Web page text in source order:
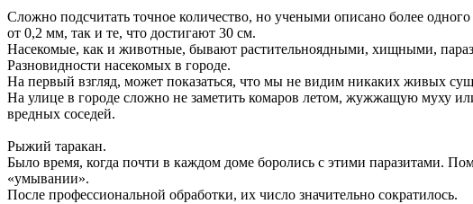
Сложно подсчитать точное количество, но учеными описано более
от 0,2 мм, так и те, что достигают 30 см.
Насекомые, как и животные, бывают растительноядными, хищными,
Разновидности насекомых в городе.
На первый взгляд, может показаться, что мы не видим никаких живых
На улице в городе сложно не заметить комаров летом, жужжащую муху
вредных соседей.
Рыжий таракан.
Было время, когда почти в каждом доме боролись с этими паразитами.
«умывании».
После профессиональной обработки, их число значительно сократилось.